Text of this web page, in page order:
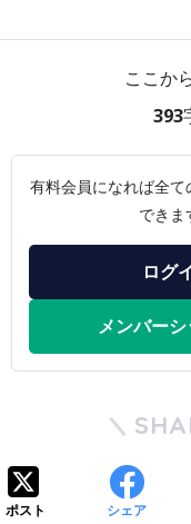
ここか
393
有料会員になれば全
できま
ログ
メンバー
ポスト シェア